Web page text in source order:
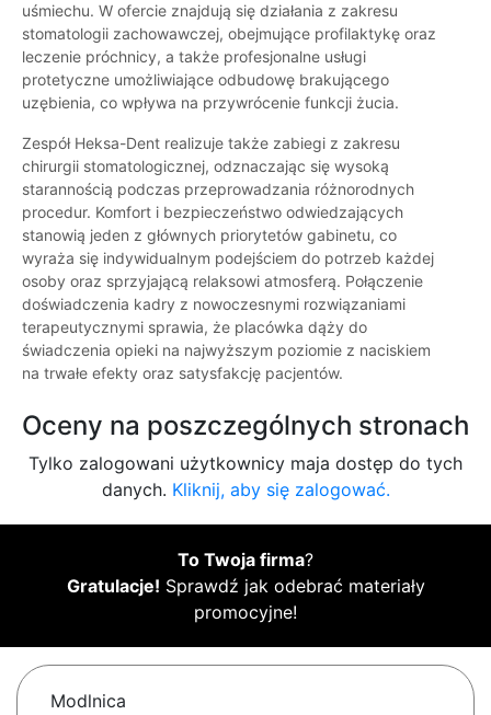
uśmiechu. W ofercie znajdują się działania z zakresu
stomatologii zachowawczej, obejmujące profilaktykę oraz
leczenie próchnicy, a także profesjonalne usługi
protetyczne umożliwiające odbudowę brakującego
uzębienia, co wpływa na przywrócenie funkcji żucia.
Zespół Heksa-Dent realizuje także zabiegi z zakresu
chirurgii stomatologicznej, odznaczając się wysoką
starannością podczas przeprowadzania różnorodnych
procedur. Komfort i bezpieczeństwo odwiedzających
stanowią jeden z głównych priorytetów gabinetu, co
wyraża się indywidualnym podejściem do potrzeb każdej
osoby oraz sprzyjającą relaksowi atmosferą. Połączenie
doświadczenia kadry z nowoczesnymi rozwiązaniami
terapeutycznymi sprawia, że placówka dąży do
świadczenia opieki na najwyższym poziomie z naciskiem
na trwałe efekty oraz satysfakcję pacjentów.
Oceny na poszczególnych stronach
Tylko zalogowani użytkownicy maja dostęp do tych
danych. Kliknij, aby się zalogować.
To Twoja firma?
Gratulacje! Sprawdź jak odebrać materiały
promocyjne!
Modlnica